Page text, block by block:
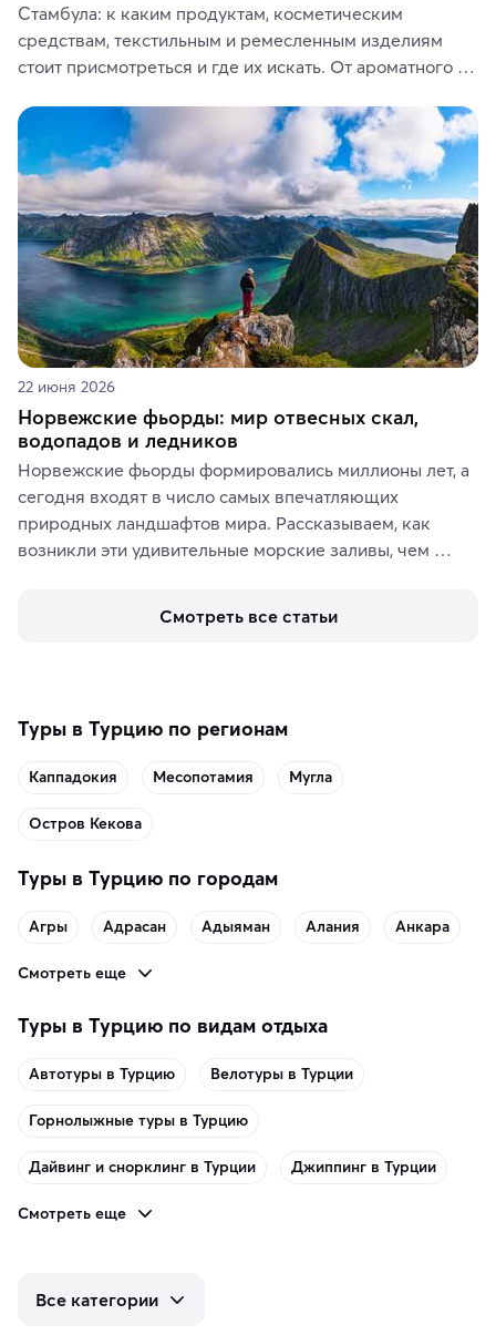
Стамбула: к каким продуктам, косметическим
средствам, текстильным и ремесленным изделиям
стоит присмотреться и где их искать. От ароматного
керамики и изделий из кожи на турецких рынках и в
аутентичных лавках — в подарок близким или себе на
память о путешествии.
22 июня 2026
Норвежские фьорды: мир отвесных скал,
водопадов и ледников
Норвежские фьорды формировались миллионы лет, а
сегодня входят в число самых впечатляющих
природных ландшафтов мира. Рассказываем, как
возникли эти удивительные морские заливы, чем
включить в маршрут по Норвегии.
Смотреть все статьи
Туры в Турцию по регионам
Каппадокия Месопотамия Мугла
Остров Кекова
Туры в Турцию по городам
Агры Адрасан Адыяман Алания Анкара
Смотреть еще
Туры в Турцию по видам отдыха
Автотуры в Турцию Велотуры в Турции
Горнолыжные туры в Турцию
Дайвинг и снорклинг в Турции Джиппинг в Турции
Смотреть еще
Все категории